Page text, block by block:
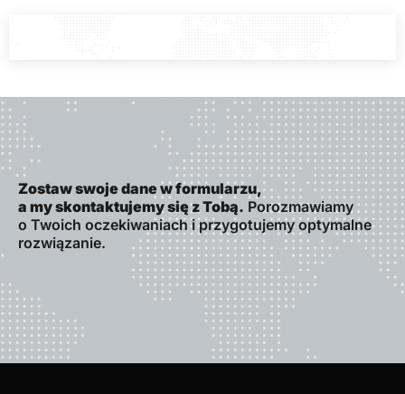
Zostaw swoje dane w formularzu,
a my skontaktujemy się z Tobą. Porozmawiamy
o Twoich oczekiwaniach i przygotujemy optymalne
rozwiązanie.